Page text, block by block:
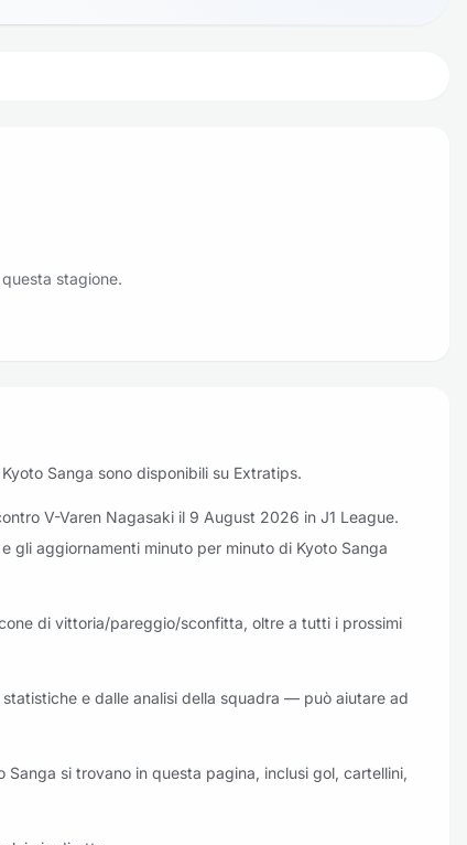
stagione.
Sanga sono disponibili su Extratips.
V-Varen Nagasaki il 9 August 2026 in J1 League.
gli aggiornamenti minuto per minuto di Kyoto Sanga
di vittoria/pareggio/sconfitta, oltre a tutti i prossimi
e dalle analisi della squadra — può aiutare ad
si trovano in questa pagina, inclusi gol, cartellini,